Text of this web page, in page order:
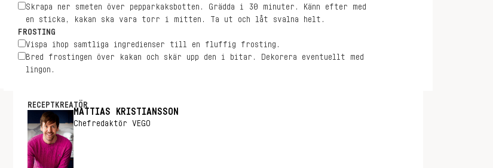
Skrapa ner smeten över pepparkaksbotten. Grädda i 30 minuter. Känn efter med
en sticka, kakan ska vara torr i mitten. Ta ut och låt svalna helt.
FROSTING
Vispa ihop samtliga ingredienser till en fluffig frosting.
Bred frostingen över kakan och skär upp den i bitar. Dekorera eventuellt med
lingon.
RECEPTKREATÖR
MATTIAS KRISTIANSSON
Chefredaktör VEGO